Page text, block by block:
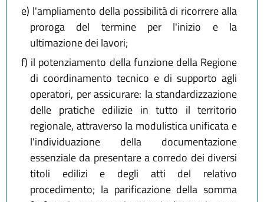
e) l'ampliamento della possibilità di ricorrere alla
proroga del termine per l'inizio e la
ultimazione dei lavori;
f) il potenziamento della funzione della Regione
di coordinamento tecnico e di supporto agli
operatori, per assicurare: la standardizzazione
delle pratiche edilizie in tutto il territorio
regionale, attraverso la modulistica unificata e
l'individuazione della documentazione
essenziale da presentare a corredo dei diversi
titoli edilizi e degli atti del relativo
procedimento; la parificazione della somma